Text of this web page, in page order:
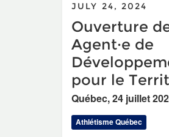
JULY 24, 2024
Ouverture
Agent·e de
pour le
Québec, 24 juillet
Athlétisme Québec